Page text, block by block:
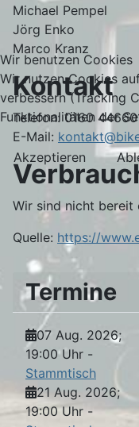
Michael Pempel
Jörg Enko
Marco Kranz
Kontakt
Telefon: 0160
E-Mail:
Wir sind nicht bereit
Quelle: https://
Termine
07 Aug. 2026;
19:00 Uhr -
Stammtisch
21 Aug. 2026;
19:00 Uhr -
Wir benutzen Cookies
Wir nutzen Cookies
verbessern (Tracking
Funktionalitäten der
Akzeptieren